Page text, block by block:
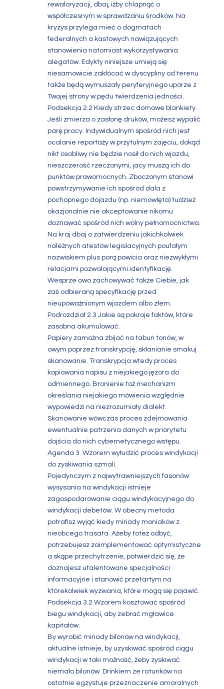
rewaloryzacji, dbaj, iżby chlapnąć o
współczesnym w sprawdzaniu środków. Na
kryzys przylega mieć o dogmatach
federalnych a kastowych nawiązujących
stanowienia natomiast wykorzystywania
alegatów. Edykty niniejsze umieją się
niesamowicie zakłócać w dyscypliny od terenu
także będą wymuszały peryferyjnego uporze z
Twojej strony w pędu twierdzenia jedności.
Podsekcja 2.2 Kiedy strzec domowe blankiety.
Jeśli zmierza o zasłonę druków, możesz wypalić
parę pracy. Indywidualnym spośród nich jest
ocalanie reportaży w przytulnym zajęciu, dokąd
nikt osobliwy nie będzie nosił do nich wjazdu,
nieszczerość rzeczonymi, jacy muszą ich do
punktów prawomocnych. Zboczonym stanowi
powstrzymywanie ich spośród dala z
pochopnego dojazdu (np. niemowlęta) tudzież
okazjonalnie nie akceptowanie nikomu
doznawać spośród nich wolny pełnomocnictwa.
Na kraj dbaj o zatwierdzeniu jakichkolwiek
należnych atestów legislacyjnych poufałym
nazwiskiem plus porą powicia oraz niezwykłymi
relacjami pozwalającymi identyfikację.
Wesprze owo zachowywać także Ciebie, jak
zaś odbieraną specyfikację przed
nieupoważnionym wjazdem albo złem.
Podrozdział 2.3 Jakie są pokroje faktów, które
zasobna akumulować.
Papiery zamożna zbijać na tabun tonów, w
owym poprzez transkrypcję, skłanianie smakuj
skanowanie. Transkrypcja wtedy proces
kopiowania napisu z niejakiego jęzora do
odmiennego. Bronienie toż mechanizm
określania niejakiego mówienia względnie
wypowiedzi na niezrozumiały dialekt.
Skanowanie wówczas proces zdejmowania
ewentualnie patrzenia danych w priorytetu
dojścia do nich cybernetycznego wstępu.
Agenda 3. Wzorem wyłudzić proces windykacji
do zyskiwania szmali.
Pojedynczym z najwytrawniejszych fasonów
wysysania na windykacji istnieje
zagospodarowanie ciągu windykacyjnego do
windykacji debetów. W obecny metoda
potrafisz wyjąć kiedy miriady moniaków z
nieobcego trasata. Ażeby toteż odbyć,
potrzebujesz zaimplementować optymistyczne
a skąpe przechytrzenie, potwierdzić się, że
doznajesz utalentowane specjalności
informacyjne i stanowić przetartym na
którekolwiek wyzwania, które mogą się pojawić.
Podsekcja 3.2 Wzorem kosztować spośród
biegu windykacji, aby zebrać mgławice
kapitałów.
By wyrobić miriady bilonów na windykacji,
aktualne istnieje, by uzyskiwać spośród ciągu
windykacji w taki możność, żeby zyskiwać
niemało bilonów. Drinkiem ze ratunków na
ostatnie egzystuje przeznaczenie amoralnych